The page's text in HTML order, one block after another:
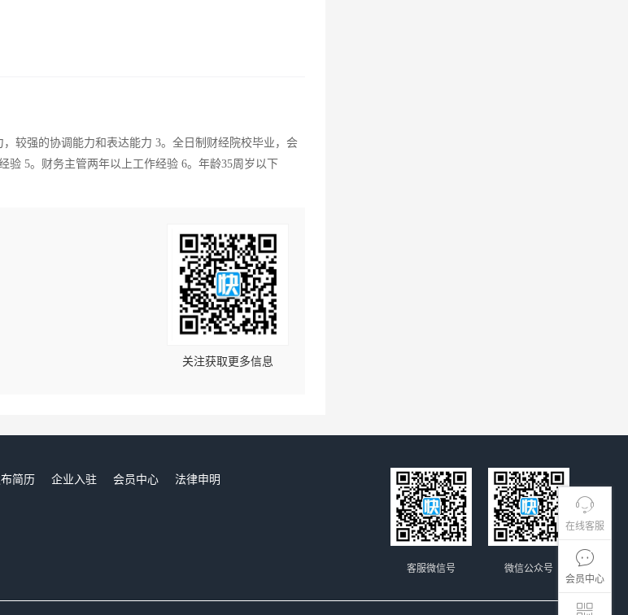
在线客服
会员中心
较强的协调能力和表达能力 3。全日制财经院校毕业，会
5。财务主管两年以上工作经验 6。年龄35周岁以下
关注获取更多信息
简历 企业入驻 会员中心
法律申明
微信公众号
客服微信号